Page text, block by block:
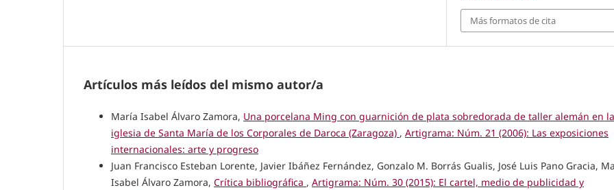
Más formatos de cita
Artículos más leídos del mismo autor/a
María Isabel Álvaro Zamora, Una porcelana Ming con guarnición de plata sobredorada de taller alemán en la
iglesia de Santa María de los Corporales de Daroca (Zaragoza) , Artigrama: Núm. 21 (2006): Las exposiciones
internacionales: arte y progreso
Juan Francisco Esteban Lorente, Javier Ibáñez Fernández, Gonzalo M. Borrás Gualis, José Luis Pano Gracia,
Isabel Álvaro Zamora, Crítica bibliográfica , Artigrama: Núm. 30 (2015): El cartel, medio de publicidad y